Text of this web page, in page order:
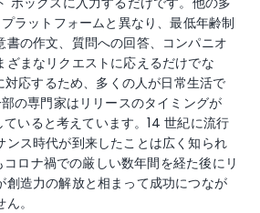
ラットフォームと異なり、最低年齢制
の作文、質問への回答、コンパニオ
ざまなリクエストに応えるだけでな
対応するため、多くの人が日常生活で
の専門家はリリースのタイミングが
いると考えています。14 世紀に流行
ンス時代が到来したことは広く知られ
ロナ禍での厳しい数年間を経た後にリ
創造力の解放と相まって成功につなが
。